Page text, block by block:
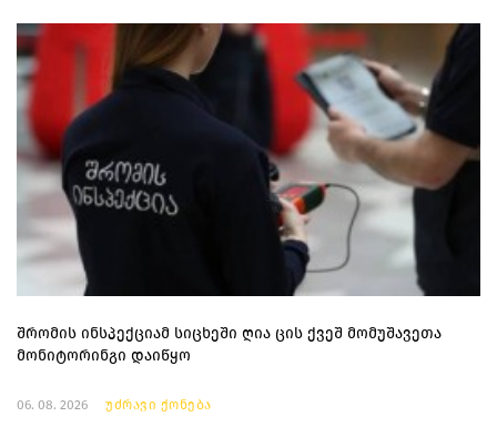
შრომის ინსპექციამ სიცხეში ღია ცის ქვეშ მომუშავეთა
მონიტორინგი დაიწყო
06. 08. 2026 უძრავი ქონება